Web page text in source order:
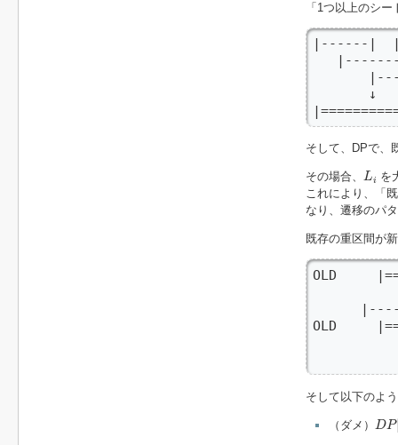
「1つ以上のシ
|------|
       ↓
そして、DPで、
その場合、 Li
Li
を
これにより、「
なり、遷移のパ
既存の重区間が
OLD
OLD
そして以下のよ
（ダメ） DP
DP[